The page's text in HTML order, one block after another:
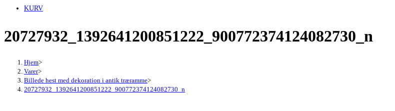
KURV
20727932_1392641200851222_900772374124082730_n
Hjem>
Varer>
Billede hest med dekoration i antik træramme>
20727932_1392641200851222_900772374124082730_n